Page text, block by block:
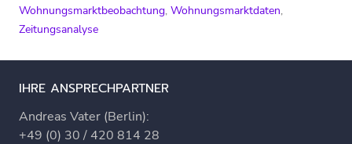
Wohnungsmarktbeobachtung, Wohnungsmarktdaten,
Zeitungsanalyse
IHRE ANSPRECHPARTNER
Andreas Vater (Berlin):
+49 (0) 30 / 420 814 28